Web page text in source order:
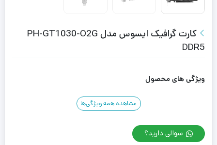
کارت گرافیک ایسوس مدل PH-GT1030-O2G
DDR5
ویژگی های محصول
مشاهده همه ویژگی‌ها
سوالی دارید؟